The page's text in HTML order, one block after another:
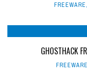
FREEWARE,
GHOSTHACK
FREEWARE